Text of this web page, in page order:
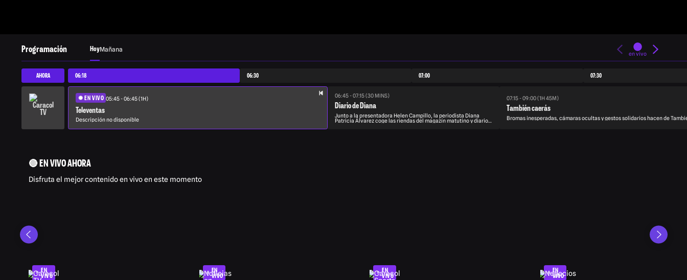
Programación HoyMañana
en vivo
AHORA 06:18 06:30 07:00 07:30
EN VIVO 05:45 - 06:45 (1H)
Televentas
Descripción no disponible
06:45 - 07:15 (30 MINS)
Diario de Diana
Junto a la presentadora Helen Campillo, la periodista Diana
Patricia Álvarez coge las riendas del magazín matutino y diario
07:15 - 09:00 (1H 45M)
También caerás
Bromas inesperadas, cámaras ocultas y gestos solidarios hacen de
🔴 EN VIVO AHORA
Disfruta el mejor contenido en vivo en este momento
EN
VIVO
EN
VIVO
EN
VIVO
EN
VIVO